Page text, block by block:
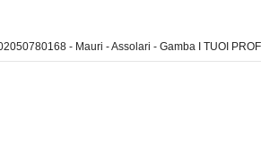
- Mauri - Assolari - Gamba I TUOI